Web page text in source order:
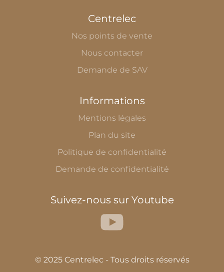
Centrelec
Nos points de vente
Nous contacter
Demande de SAV
Informations
Mentions légales
Plan du site
Politique de confidentialité
Demande de confidentialité
Suivez-nous sur Youtube
© 2025 Centrelec - Tous droits réservés